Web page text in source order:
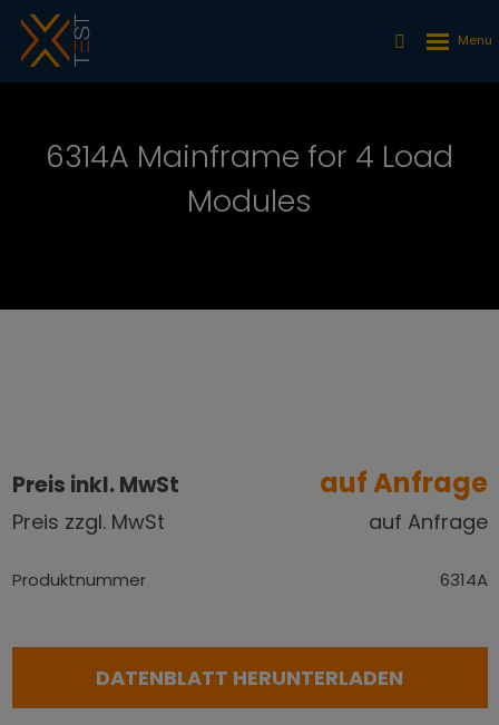
6314A Mainframe for 4 Load
Modules
Preis inkl. MwSt auf Anfrage
Preis zzgl. MwSt auf Anfrage
Produktnummer 6314A
DATENBLATT HERUNTERLADEN